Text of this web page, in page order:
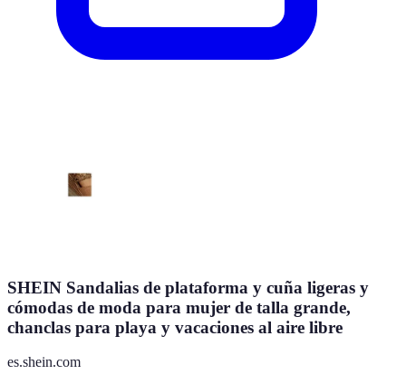
SHEIN Sandalias de plataforma y cuña ligeras y
cómodas de moda para mujer de talla grande,
chanclas para playa y vacaciones al aire libre
es.shein.com